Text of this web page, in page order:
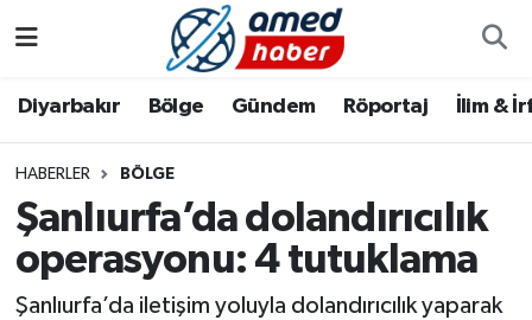
Diyarbakır Bölge Gündem Röportaj İlim &
HABERLER BÖLGE
Şanlıurfa’da dolandırıcılık
operasyonu: 4 tutuklama
Şanlıurfa’da iletişim yoluyla dolandırıcılık yaparak
Bölge
Röportaj
Foto Galeri
Aile
Asayiş
Bilim & Teknoloji
Diyarbakır Hava Durumu
Diyarbakır Namaz Vakitleri
Diyarbakır Trafik Yoğunluk Haritası